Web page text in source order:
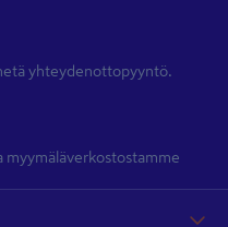
yhteydenottopyyntö.
myymäläverkostostamme